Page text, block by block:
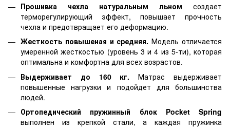
Прошивка чехла натуральным льном создает
терморегулирующий эффект, повышает прочность
чехла и предотвращает его деформацию.
Жесткость повышеная и средняя. Модель отличается
умеренной жесткостью (уровень 3 и 4 из 5-ти), которая
оптимальна и комфортна для всех возрастов.
Выдерживает до 160 кг. Матрас выдерживает
повышенные нагрузки и подойдет для большинства
людей.
Ортопедический пружинный блок Pocket Spring
выполнен из крепкой стали, а каждая пружинка